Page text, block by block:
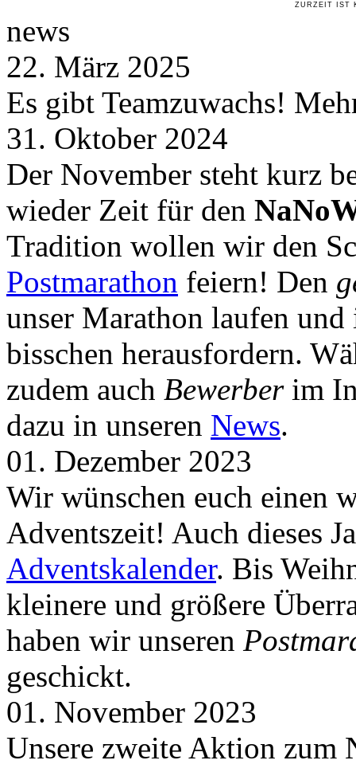
ZURZEIT IST
news
22. März 2025
Es gibt Teamzuwachs!
31. Oktober 2024
Der November steht kurz
wieder Zeit für den
Tradition wollen wir den
Postmarathon feiern! Den
unser Marathon laufen
bisschen herausfordern.
zudem auch Bewerberim
dazu in unseren News.
01. Dezember 2023
Wir wünschen euch einen
Adventszeit! Auch dieses
Adventskalender. Bis
kleinere und größere
haben wir unseren
geschickt.
01. November 2023
Unsere zweite Aktion zum